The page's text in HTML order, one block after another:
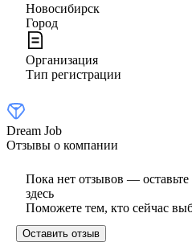
Новосибирск
Город
Организация
Тип регистрации
Dream Job
Отзывы о компании
Пока нет отзывов —
здесь
Поможете тем, кто сейчас
Оставить отзыв